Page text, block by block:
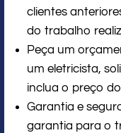
clientes
do trabalho
Peça um
um eletricista,
inclua o preço
Garantia e
garantia para o